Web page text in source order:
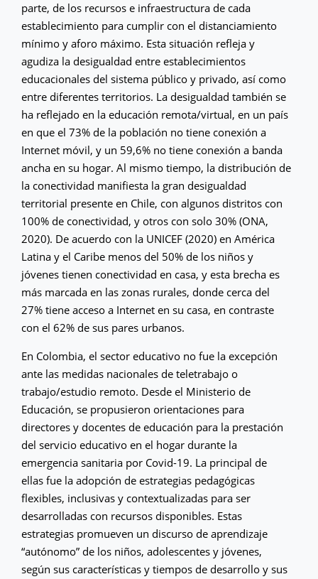
parte, de los recursos e infraestructura de cada
establecimiento para cumplir con el distanciamiento
mínimo y aforo máximo. Esta situación refleja y
agudiza la desigualdad entre establecimientos
educacionales del sistema público y privado, así como
entre diferentes territorios. La desigualdad también se
ha reflejado en la educación remota/virtual, en un país
en que el 73% de la población no tiene conexión a
Internet móvil, y un 59,6% no tiene conexión a banda
ancha en su hogar. Al mismo tiempo, la distribución de
la conectividad manifiesta la gran desigualdad
territorial presente en Chile, con algunos distritos con
100% de conectividad, y otros con solo 30% (ONA,
2020). De acuerdo con la UNICEF (2020) en América
Latina y el Caribe menos del 50% de los niños y
jóvenes tienen conectividad en casa, y esta brecha es
más marcada en las zonas rurales, donde cerca del
27% tiene acceso a Internet en su casa, en contraste
con el 62% de sus pares urbanos.
En Colombia, el sector educativo no fue la excepción
ante las medidas nacionales de teletrabajo o
trabajo/estudio remoto. Desde el Ministerio de
Educación, se propusieron orientaciones para
directores y docentes de educación para la prestación
del servicio educativo en el hogar durante la
emergencia sanitaria por Covid-19. La principal de
ellas fue la adopción de estrategias pedagógicas
flexibles, inclusivas y contextualizadas para ser
desarrolladas con recursos disponibles. Estas
estrategias promueven un discurso de aprendizaje
“autónomo” de los niños, adolescentes y jóvenes,
según sus características y tiempos de desarrollo y sus